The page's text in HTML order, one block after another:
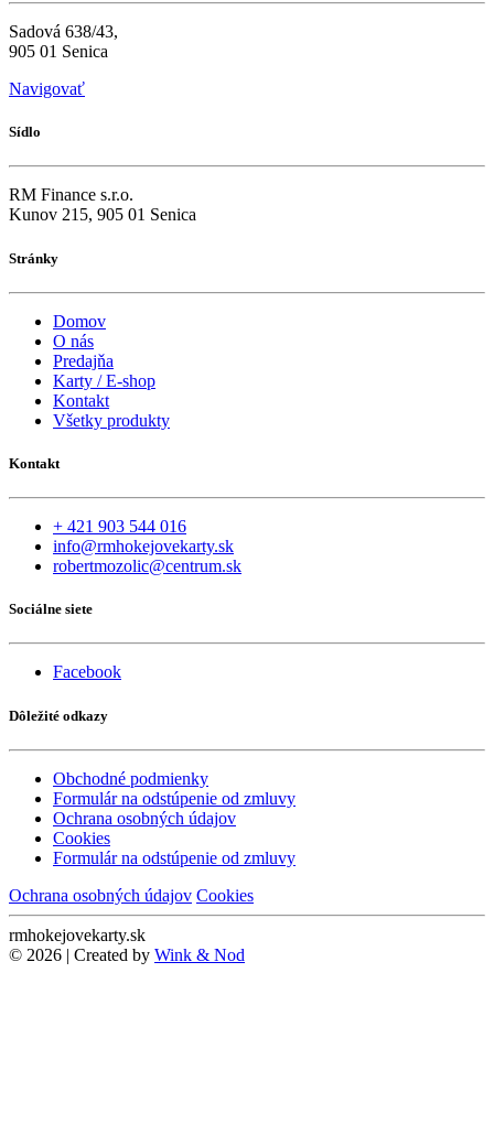
Sadová 638/43,
905 01 Senica
Navigovať
Sídlo
RM Finance s.r.o.
Kunov 215, 905 01 Senica
Stránky
Domov
O nás
Predajňa
Karty / E-shop
Kontakt
Všetky produkty
Kontakt
+ 421 903 544 016
info@rmhokejovekarty.sk
robertmozolic@centrum.sk
Sociálne siete
Facebook
Dôležité odkazy
Obchodné podmienky
Formulár na odstúpenie od zmluvy
Ochrana osobných údajov
Cookies
Formulár na odstúpenie od zmluvy
Ochrana osobných údajov Cookies
rmhokejovekarty.sk
© 2026 | Created by Wink & Nod